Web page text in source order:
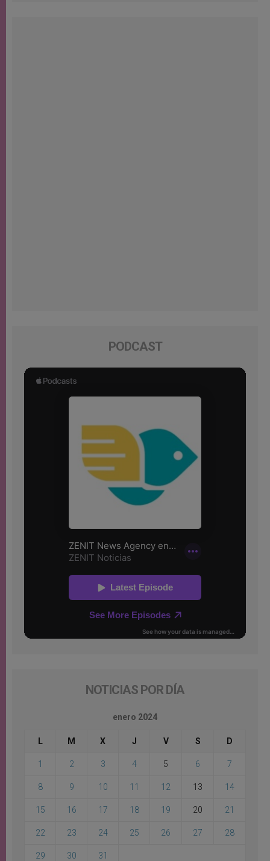
PODCAST
NOTICIAS POR DÍA
enero 2024
L M X J V S D
1 2 3 4 5 6 7
8 9 10 11 12 13 14
15 16 17 18 19 20 21
22 23 24 25 26 27 28
29 30 31